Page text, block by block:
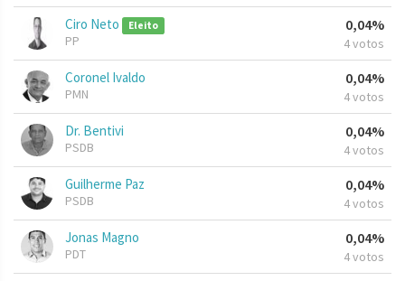
Ciro Neto Eleito
PP
0,04%
4 votos
Coronel Ivaldo
PMN
0,04%
4 votos
Dr. Bentivi
PSDB
0,04%
4 votos
Guilherme Paz
PSDB
0,04%
4 votos
Jonas Magno
PDT
0,04%
4 votos